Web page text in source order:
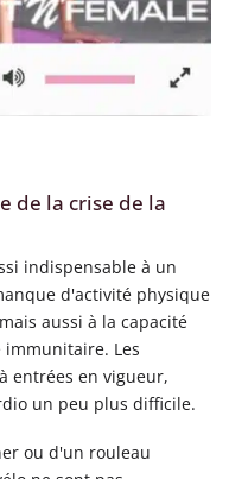
de la crise de la
indispensable à un
d'activité physique
aussi à la capacité
Les
entrées en vigueur,
un peu plus difficile.
ou d'un rouleau